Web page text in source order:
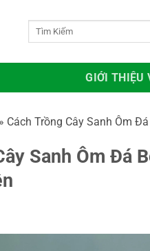
GIỚI THIỆU
» Cách Trồng Cây Sanh Ôm
Sanh Ôm Đá